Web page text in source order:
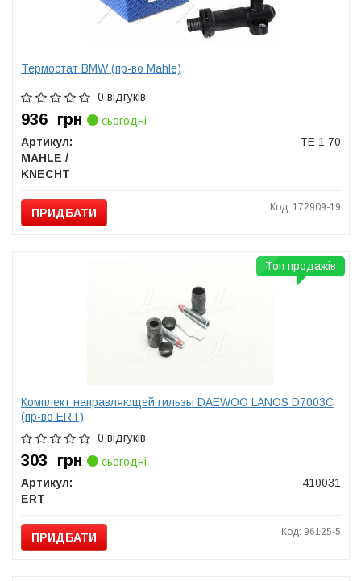
Термостат BMW (пр-во Mahle)
0 відгуків
936 грн
сьогодні
Артикул:
TE 1 70
MAHLE /
KNECHT
ПРИДБАТИ Код: 172909-19
Комплект направляющей гильзы DAEWOO LANOS D7003C
(пр-во ERT)
0 відгуків
303 грн
сьогодні
Артикул:
410031
ERT
ПРИДБАТИ Код: 96125-5
Топ продажів